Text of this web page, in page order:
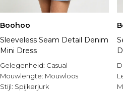
Boohoo
Sleeveless Seam Detail Denim
Mini Dress
Gelegenheid: Casual
Mouwlengte: Mouwloos
Stijl: Spijkerjurk